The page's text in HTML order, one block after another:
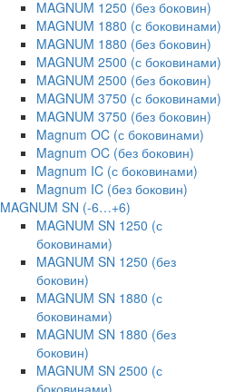
MAGNUM 1250 (без боковин)
MAGNUM 1880 (с боковинами)
MAGNUM 1880 (без боковин)
MAGNUM 2500 (с боковинами)
MAGNUM 2500 (без боковин)
MAGNUM 3750 (с боковинами)
MAGNUM 3750 (без боковин)
Magnum OC (с боковинами)
Magnum OC (без боковин)
Magnum IC (с боковинами)
Magnum IC (без боковин)
MAGNUM SN (-6…+6)
MAGNUM SN 1250 (с
боковинами)
MAGNUM SN 1250 (без
боковин)
MAGNUM SN 1880 (с
боковинами)
MAGNUM SN 1880 (без
боковин)
MAGNUM SN 2500 (с